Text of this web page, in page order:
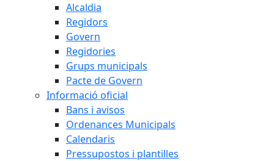
Alcaldia
Regidors
Govern
Regidories
Grups municipals
Pacte de Govern
Informació oficial
Bans i avisos
Ordenances Municipals
Calendaris
Pressupostos i plantilles